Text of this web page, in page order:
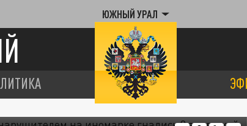
ЮЖНЫЙ УРАЛ